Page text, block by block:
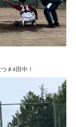
＃4田中！